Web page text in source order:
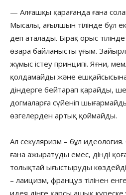
— Алғашқы қарағанда ғана
Мысалы, ағылшын тілінде бұл
деп аталады. Бірақ орыс
өзара байланысты ұғым.
жұмыс істеу принципі. Яғни,
қолдамайды және
діндерге бейтарап қарайды,
догмаларға сүйеніп
өзгелерден артық қоймайды.
Ал секуляризм – бұл
ғана ажыратуды емес, дінді
толықтай ығыстыруды
– лаицизм, француз тілінен
идея дінге қарсы ашық күреске